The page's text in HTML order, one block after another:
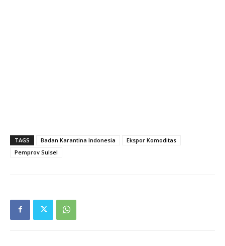
TAGS Badan Karantina Indonesia
Ekspor Komoditas
Pemprov Sulsel